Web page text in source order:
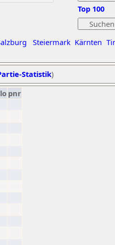
Steiermark Kärnten
Top 100
Statistik)
pnr